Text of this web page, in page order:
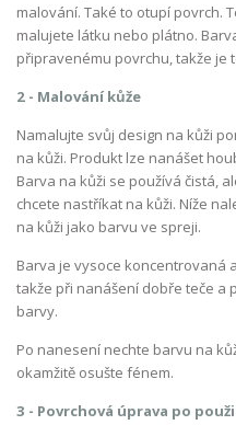
malování. Také to otupí povrch.
malujete látku nebo plátno.
připravenému povrchu, takže je
2 - Malování kůže
Namalujte svůj design na kůži
na kůži. Produkt lze nanášet
Barva na kůži se používá čistá,
chcete nastříkat na kůži. Níže
na kůži jako barvu ve spreji.
Barva je vysoce koncentrovaná
takže při nanášení dobře teče a
barvy.
Po nanesení nechte barvu na
okamžitě osušte fénem.
3 - Povrchová úprava po